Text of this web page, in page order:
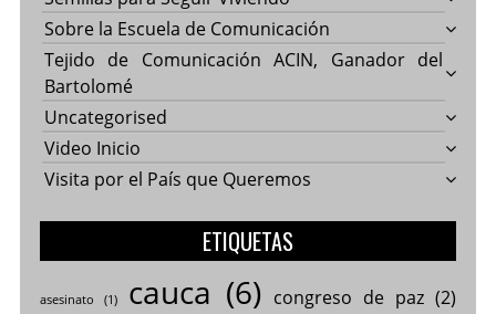
Sobre la Escuela de Comunicación
Tejido de Comunicación ACIN, Ganador del
Bartolomé
Uncategorised
Video Inicio
Visita por el País que Queremos
ETIQUETAS
asesinato (1) cauca (6) congreso de paz(2)